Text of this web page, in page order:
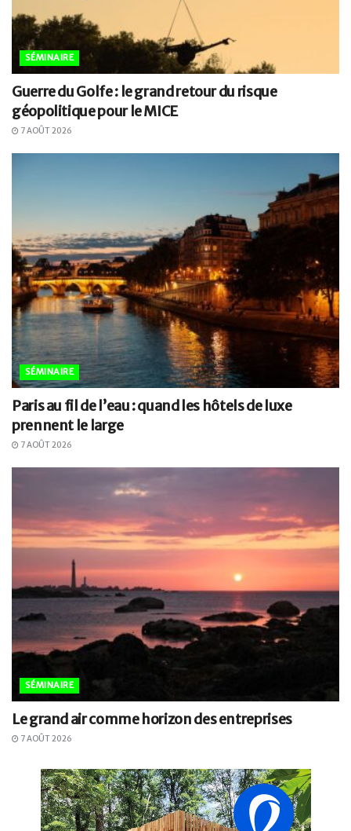
SÉMINAIRE
Guerre du Golfe : le grand retour du risque
géopolitique pour le MICE
7 AOÛT 2026
SÉMINAIRE
Paris au fil de l’eau : quand les hôtels de luxe
prennent le large
7 AOÛT 2026
SÉMINAIRE
Le grand air comme horizon des entreprises
7 AOÛT 2026